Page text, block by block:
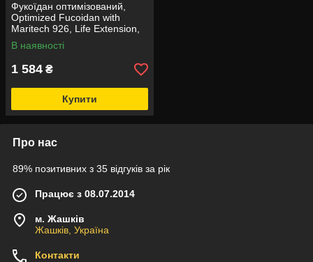
Фукоїдан оптимізований,
Optimized Fucoidan with
Maritech 926, Life Extension,
60 вегетаріанських капсул
В наявності
1 584 ₴
Купити
Про нас
89% позитивних з 35 відгуків за рік
Працює з 08.07.2014
м. Жашків
Жашків, Україна
Контакти